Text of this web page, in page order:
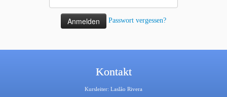
Passwort vergessen?
Kontakt
Kursleiter: Laslâo Rivera